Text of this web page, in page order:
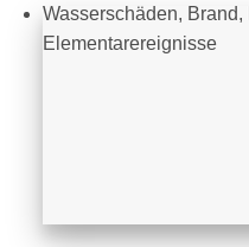
Wasserschäden,
Elementarereignisse